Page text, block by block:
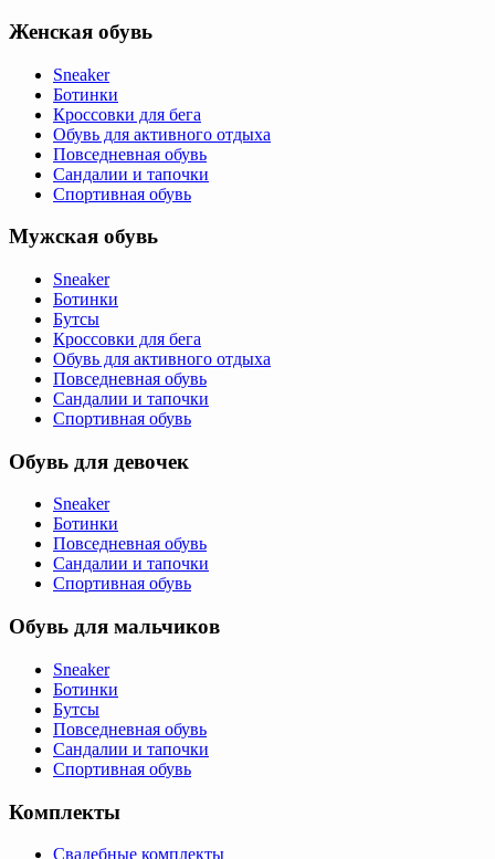
Женская обувь
Sneaker
Ботинки
Кроссовки для бега
Обувь для активного отдыха
Повседневная обувь
Сандалии и тапочки
Спортивная обувь
Мужская обувь
Sneaker
Ботинки
Бутсы
Кроссовки для бега
Обувь для активного отдыха
Повседневная обувь
Сандалии и тапочки
Спортивная обувь
Обувь для девочек
Sneaker
Ботинки
Повседневная обувь
Сандалии и тапочки
Спортивная обувь
Обувь для мальчиков
Sneaker
Ботинки
Бутсы
Повседневная обувь
Сандалии и тапочки
Спортивная обувь
Комплекты
Свадебные комплекты